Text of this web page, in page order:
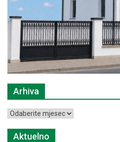
Arhiva
Arhiva
Aktuelno